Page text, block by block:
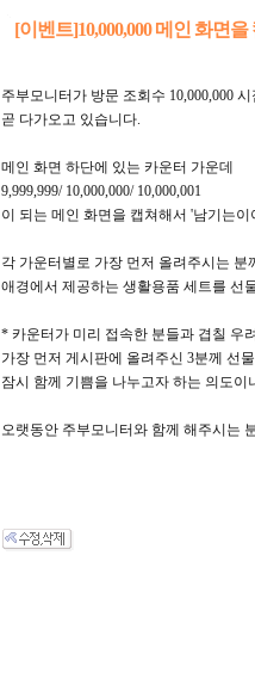
[이벤트]10,000,000 메인 화면
주부모니터가 방문 조회수 10,000,000 시
곧 다가오고 있습니다.
메인 화면 하단에 있는 카운터 가운데
9,999,999/ 10,000,000/ 10,000,001
이 되는 메인 화면을 캡쳐해서 '남기는
각 가운터별로 가장 먼저 올려주시는 분
애경에서 제공하는 생활용품 세트를 선
* 카운터가 미리 접속한 분들과 겹칠 우
가장 먼저 게시판에 올려주신 3분께 선
잠시 함께 기쁨을 나누고자 하는 의도
오랫동안 주부모니터와 함께 해주시는